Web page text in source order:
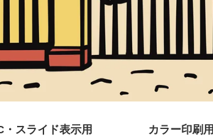
・スライド表示用
カラー印刷用